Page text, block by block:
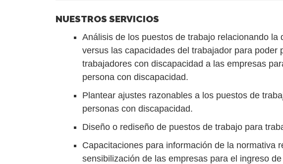
NUESTROS SERVICIOS
Análisis de los puestos de trabajo relacionando la
versus las capacidades del trabajador para poder
trabajadores con discapacidad a las empresas
persona con discapacidad.
Plantear ajustes razonables a los puestos de
personas con discapacidad.
Diseño o rediseño de puestos de trabajo para
Capacitaciones para información de la normativa
sensibilización de las empresas para el ingreso